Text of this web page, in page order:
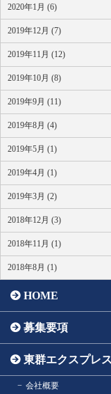
2020年1月 (6)
2019年12月 (7)
2019年11月 (12)
2019年10月 (8)
2019年9月 (11)
2019年8月 (4)
2019年5月 (1)
2019年4月 (1)
2019年3月 (2)
2018年12月 (3)
2018年11月 (1)
2018年8月 (1)
HOME
募集要項
東群エクスプレ
会社概要